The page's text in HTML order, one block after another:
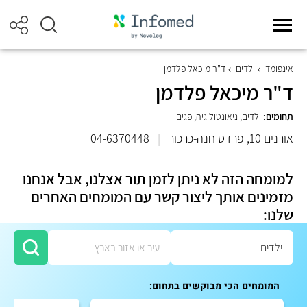
אינפומד ילדים ד"ר מיכאל פלדמן
ד"ר מיכאל פלדמן
תחומים: ילדים, ניאונטולוגיה, פגים
אורנים 10, פרדס חנה-כרכור |
04-6370448
למומחה הזה לא ניתן לזמן תור אצלנו, אבל אנחנו
מזמינים אותך ליצור קשר עם המומחים האחרים
שלנו:
המומחים הכי מבוקשים בתחום: